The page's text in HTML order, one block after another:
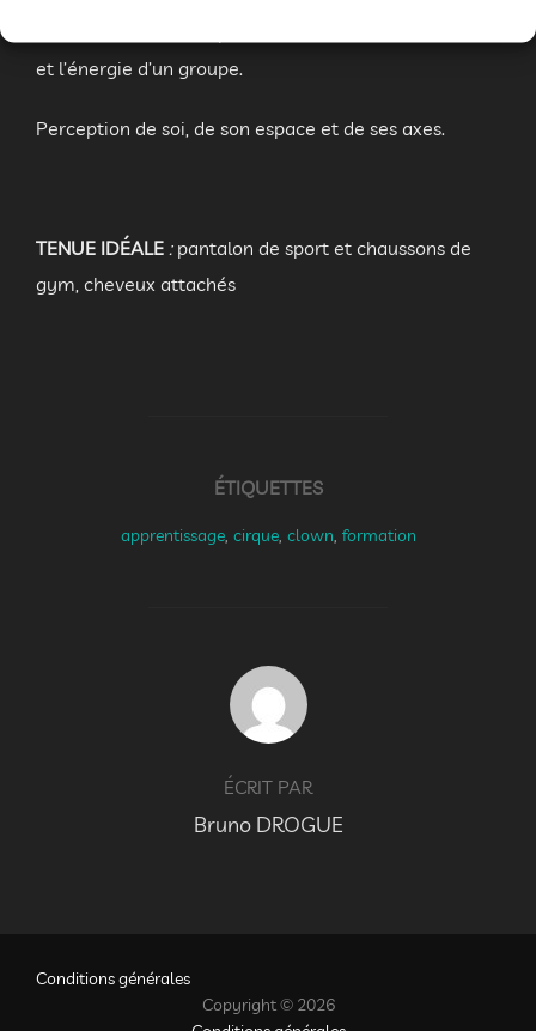
et l’énergie d’un groupe.
Perception de soi, de son espace et de ses axes.
TENUE IDÉALE : pantalon de sport et chaussons de
gym, cheveux attachés
ÉTIQUETTES
apprentissage, cirque, clown, formation
AUTEUR DE LA PUBLICATION
ÉCRIT PAR
Bruno DROGUE
Conditions générales
Copyright © 2026